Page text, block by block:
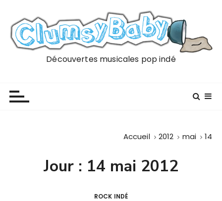
Découvertes musicales pop indé
Accueil 2012 mai 14
Jour : 14 mai 2012
ROCK INDÉ